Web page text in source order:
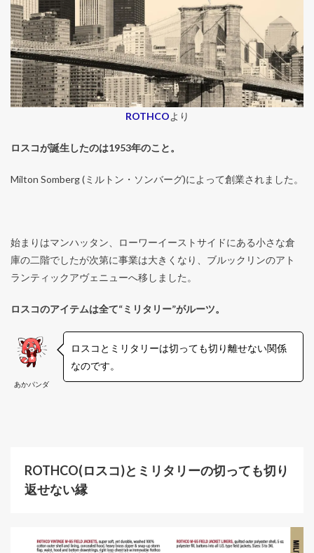
ROTHCOより
ロスコが誕生したのは1953年のこと。
Milton Somberg (ミルトン・ソンバーグ)によって創業されました。
始まりはマンハッタン、ローワーイーストサイドにある小さな倉
庫の二階でしたが次第に事業は大きくなり、ブルックリンのアト
ランティックアヴェニューへ移しました。
ロスコのアイテムは全て“ミリタリー”がルーツ。
あかパンダ
ロスコとミリタリーは切っても切り離せない関係
なのです。
ROTHCO(ロスコ)とミリタリーの切っても切り
返せない縁